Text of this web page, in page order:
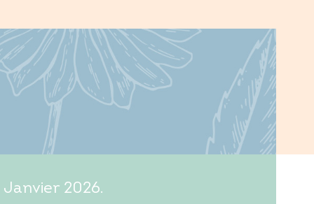
2026.